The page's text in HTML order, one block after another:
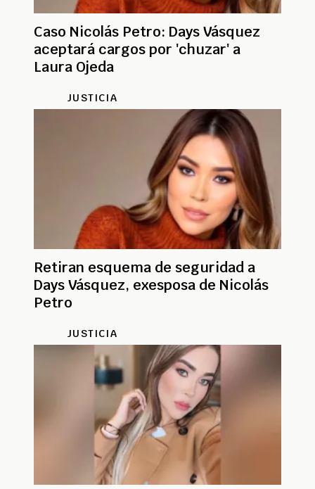
Caso Nicolás Petro: Days Vásquez
aceptará cargos por 'chuzar' a
Laura Ojeda
JUSTICIA
Retiran esquema de seguridad a
Days Vásquez, exesposa de Nicolás
Petro
JUSTICIA